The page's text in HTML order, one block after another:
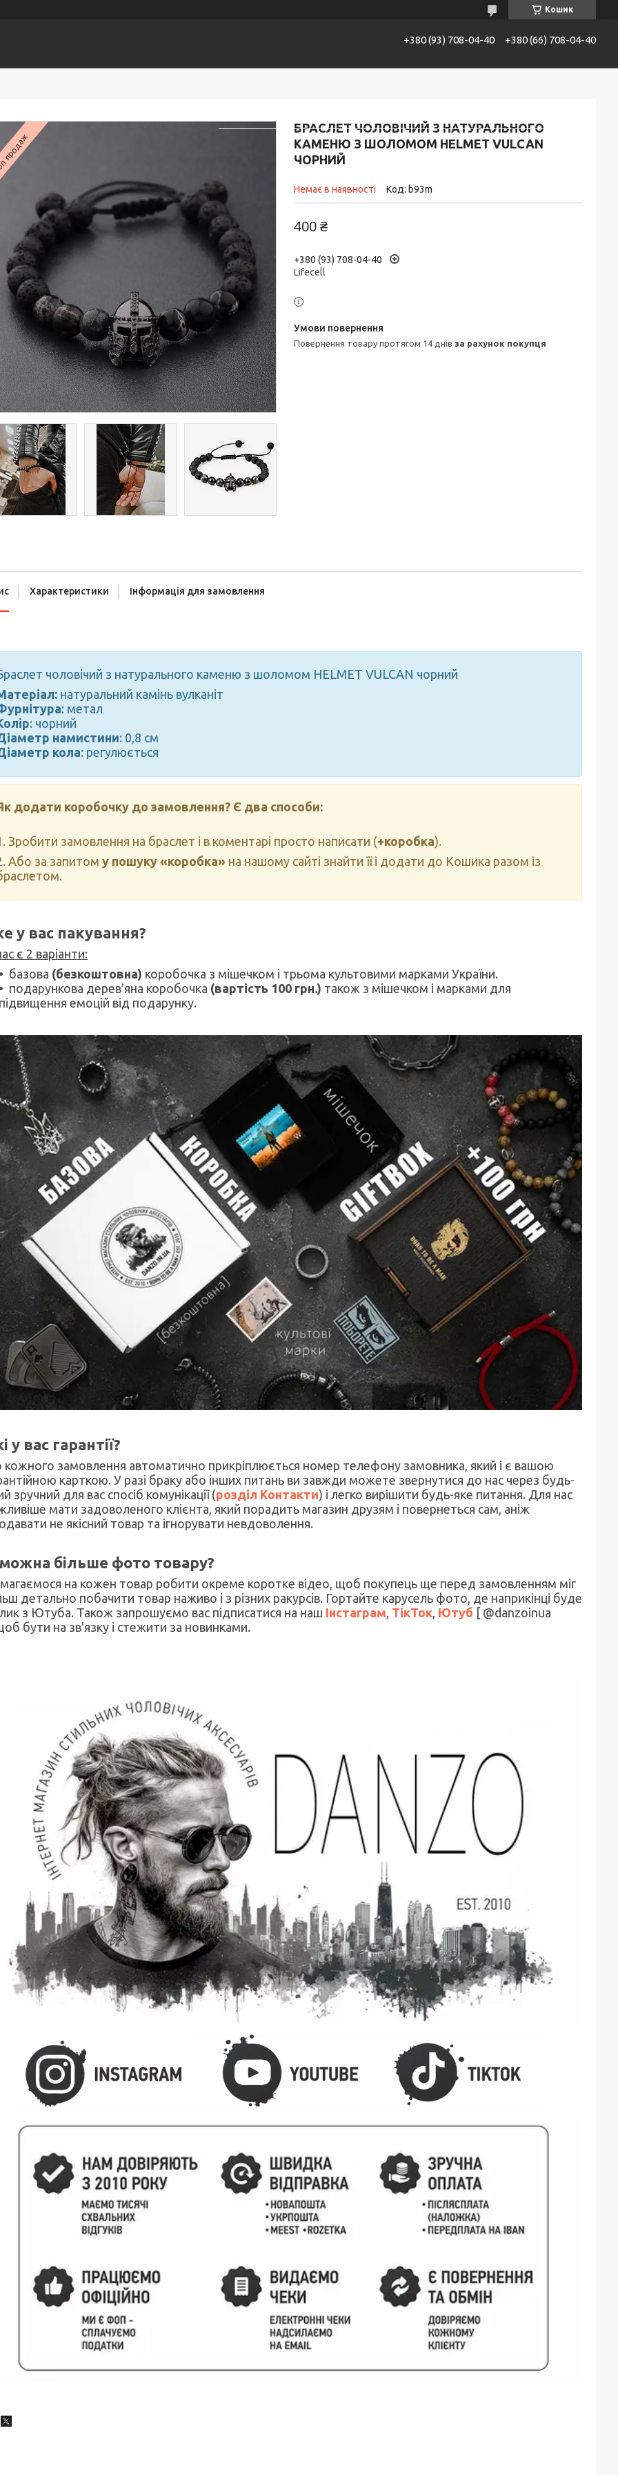
Кошик
+380 (93) 708-04-40 +380 (66) 708-04-40
БРАСЛЕТ ЧОЛОВІЧИЙ З НАТУРАЛЬНОГО
КАМЕНЮ З ШОЛОМОМ HELMET VULCAN
ЧОРНИЙ
Немає в наявності Код: b93m
400 ₴
+380 (93) 708-04-40
Lifecell
повернення товару протягом 14 днів за рахунок покупця
Характеристики Інформація для замовлення
чоловічий з натурального каменю з шоломом HELMET VULCAN чорний
натуральний камінь вулканіт
: метал
: чорний
намистини: 0,8 см
кола: регулюється
додати коробочку до замовлення? Є два способи:
Зробити замовлення на браслет і в коментарі просто написати (+коробка).
Або за запитом у пошуку «коробка» на нашому сайті знайти її і додати до Кошика разом із
у вас пакування?
є 2 варіанти:
базова (безкоштовна) коробочка з мішечком і трьома культовими марками України.
подарункова дерев'яна коробочка (вартість 100 грн.) також з мішечком і марками для
емоцій від подарунку.
у вас гарантії?
замовлення автоматично прикріплюється номер телефону замовника, який і є вашою
карткою. У разі браку або інших питань ви завжди можете звернутися до нас через будь-
зручний для вас спосіб комунікації (розділ Контакти) і легко вирішити будь-яке питання. Для нас
мати задоволеного клієнта, який порадить магазин друзям і повернеться сам, аніж
не якісний товар та ігнорувати невдоволення.
більше фото товару?
на кожен товар робити окреме коротке відео, щоб покупець ще перед замовленням міг
детально побачити товар наживо і з різних ракурсів. Гортайте карусель фото, де наприкінці буде
з Ютуба. Також запрошуємо вас підписатися на наш Інстаграм ТікТок Ютуб [ @danzoinua
бути на зв'язку і стежити за новинками.